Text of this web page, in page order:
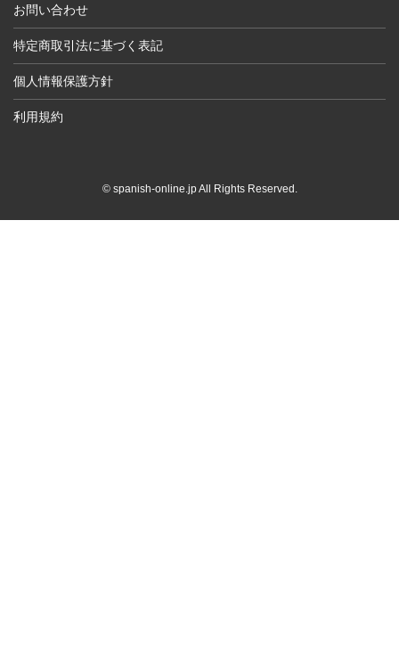
お問い合わせ
特定商取引法に基づく表記
個人情報保護方針
利用規約
© spanish-online.jp All Rights Reserved.